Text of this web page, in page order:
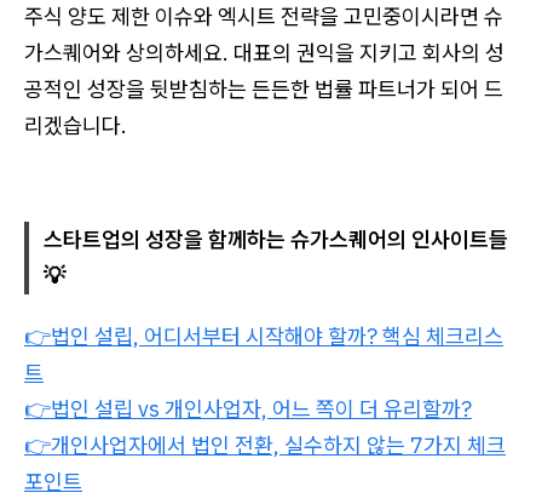
주식 양도 제한 이슈와 엑시트 전략을 고민중이시라면 슈
가스퀘어와 상의하세요. 대표의 권익을 지키고 회사의 성
공적인 성장을 뒷받침하는 든든한 법률 파트너가 되어 드
리겠습니다.
스타트업의 성장을 함께하는 슈가스퀘어의 인사이트들
💡
👉법인 설립, 어디서부터 시작해야 할까? 핵심 체크리스
트
👉법인 설립 vs 개인사업자, 어느 쪽이 더 유리할까?
👉개인사업자에서 법인 전환, 실수하지 않는 7가지 체크
포인트